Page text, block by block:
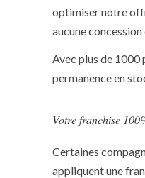
optimiser notre
aucune
Avec plus de 1000
permanence en
Votre franchise
Certaines
appliquent une